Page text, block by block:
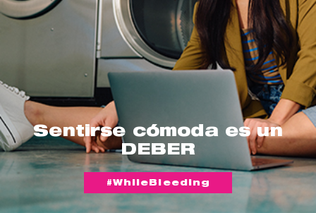
Sentirse cómoda es un
DEBER
#WhileBleeding